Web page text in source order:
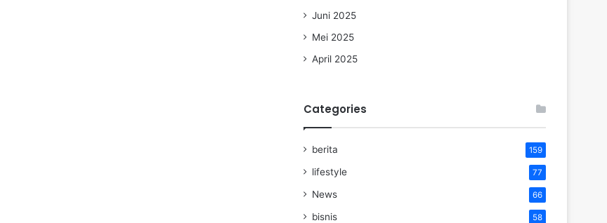
Juni 2025
Mei 2025
April 2025
Categories
berita 159
lifestyle 77
News 66
bisnis 58